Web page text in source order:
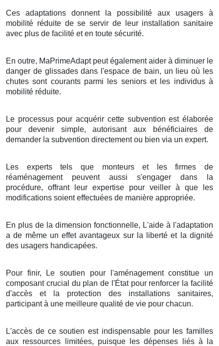
Ces adaptations donnent la possibilité aux usagers à
mobilité réduite de se servir de leur installation sanitaire
avec plus de facilité et en toute sécurité.
En outre, MaPrimeAdapt peut également aider à diminuer le
danger de glissades dans l'espace de bain, un lieu où les
chutes sont courants parmi les seniors et les individus à
mobilité réduite.
Le processus pour acquérir cette subvention est élaborée
pour devenir simple, autorisant aux bénéficiaires de
demander la subvention directement ou bien via un expert.
Les experts tels que monteurs et les firmes de
réaménagement peuvent aussi s'engager dans la
procédure, offrant leur expertise pour veiller à que les
modifications soient effectuées de manière appropriée.
En plus de la dimension fonctionnelle, L'aide à l'adaptation
a de même un effet avantageux sur la liberté et la dignité
des usagers handicapées.
Pour finir, Le soutien pour l'aménagement constitue un
composant crucial du plan de l'État pour renforcer la facilité
d'accès et la protection des installations sanitaires,
participant à une meilleure qualité de vie pour chacun.
L'accès de ce soutien est indispensable pour les familles
aux ressources limitées, puisque les dépenses liés à la